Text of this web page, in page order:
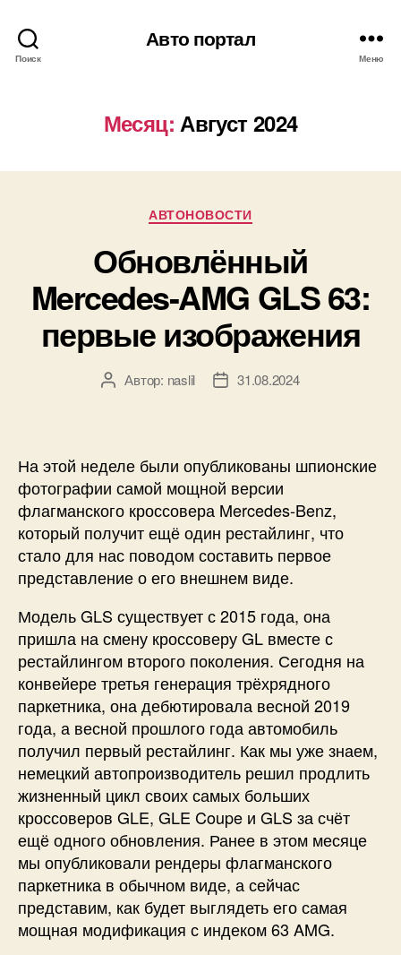
Поиск
Авто портал
Меню
Месяц: Август 2024
Рубрики
АВТОНОВОСТИ
Обновлённый
Mercedes-AMG GLS 63:
первые изображения
АвторАвтор: naslil
Дата31.08.2024
На этой неделе были опубликованы шпионские
фотографии самой мощной версии
флагманского кроссовера Mercedes-Benz,
который получит ещё один рестайлинг, что
стало для нас поводом составить первое
представление о его внешнем виде.
Модель GLS существует с 2015 года, она
пришла на смену кроссоверу GL вместе с
рестайлингом второго поколения. Сегодня на
конвейере третья генерация трёхрядного
паркетника, она дебютировала весной 2019
года, а весной прошлого года автомобиль
получил первый рестайлинг. Как мы уже знаем,
немецкий автопроизводитель решил продлить
жизненный цикл своих самых больших
кроссоверов GLE, GLE Coupe и GLS за счёт
ещё одного обновления. Ранее в этом месяце
мы опубликовали рендеры флагманского
паркетника в обычном виде, а сейчас
представим, как будет выглядеть его самая
мощная модификация с индеком 63 AMG.